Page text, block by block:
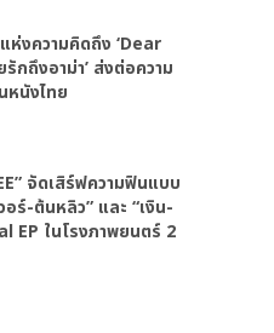
ห่งความคิดถึง ‘Dear
กถึงอาม่า’ ส่งต่อความ
นังไทย
จัดเสิร์ฟความฟินแบบ
ร์-ต้นหลิว” และ “เงิน-
EP ในโรงภาพยนตร์ 2